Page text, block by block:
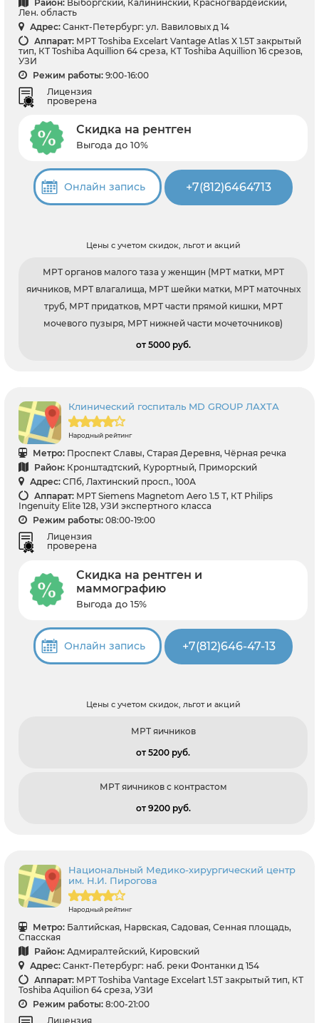
Район: Выборгский, Калининский, Красногвардейский,
Лен. область
Адрес: Санкт-Петербург: ул. Вавиловых д 14
Аппарат: МРТ Toshiba Excelart Vantage Atlas X 1.5T закрытый
тип, КТ Toshiba Aquillion 64 среза, КТ Toshiba Aquillion 16 срезов,
УЗИ
Режим работы: 9:00-16:00
Лицензия
проверена
Скидка на рентген
Выгода до 10%
Онлайн запись +7(812)6464713
Цены с учетом скидок, льгот и акций
МРТ органов малого таза у женщин (МРТ матки, МРТ
яичников, МРТ влагалища, МРТ шейки матки, МРТ маточных
труб, МРТ придатков, МРТ части прямой кишки, МРТ
мочевого пузыря, МРТ нижней части мочеточников)
от 5000 pуб.
Клинический госпиталь MD GROUP ЛАХТА
Народный рейтинг
Метро: Проспект Славы, Старая Деревня, Чёрная речка
Район: Кронштадтский, Курортный, Приморский
Адрес: СПб, Лахтинский просп., 100А
Аппарат: МРТ Siemens Magnetom Aero 1.5 Т, КТ Philips
Ingenuity Elite 128, УЗИ экспертного класса
Режим работы: 08:00-19:00
Лицензия
проверена
Скидка на рентген и
маммографию
Выгода до 15%
Онлайн запись +7(812)646-47-13
Цены с учетом скидок, льгот и акций
МРТ яичников
от 5200 pуб.
МРТ яичников с контрастом
от 9200 pуб.
Национальный Медико-хирургический центр
им. Н.И. Пирогова
Народный рейтинг
Метро: Балтийская, Нарвская, Садовая, Сенная площадь,
Спасская
Район: Адмиралтейский, Кировский
Адрес: Санкт-Петербург: наб. реки Фонтанки д 154
Аппарат: МРТ Toshiba Vantage Excelart 1.5T закрытый тип, КТ
Toshiba Aquilion 64 среза, УЗИ
Режим работы: 8:00-21:00
Лицензия